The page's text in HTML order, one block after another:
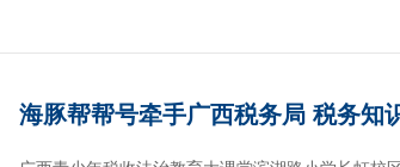
海豚帮帮号牵手广西税务局 税务知